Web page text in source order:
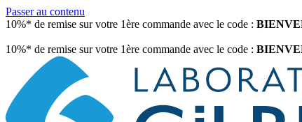
Passer au contenu
10%* de remise sur votre 1ère commande avec le code :
10%* de remise sur votre 1ère commande avec le code :